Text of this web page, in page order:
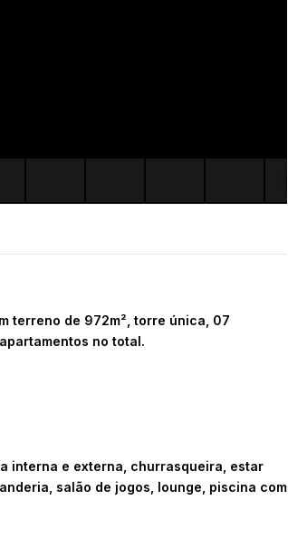
terreno de 972m², torre única, 07
no total.
interna e externa, churrasqueira, estar
salão de jogos, lounge, piscina com